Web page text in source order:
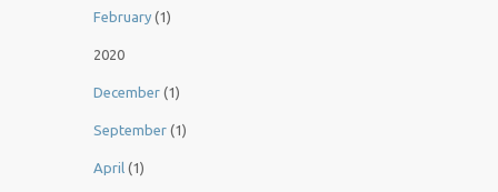
February (1)
2020
December (1)
September (1)
April (1)